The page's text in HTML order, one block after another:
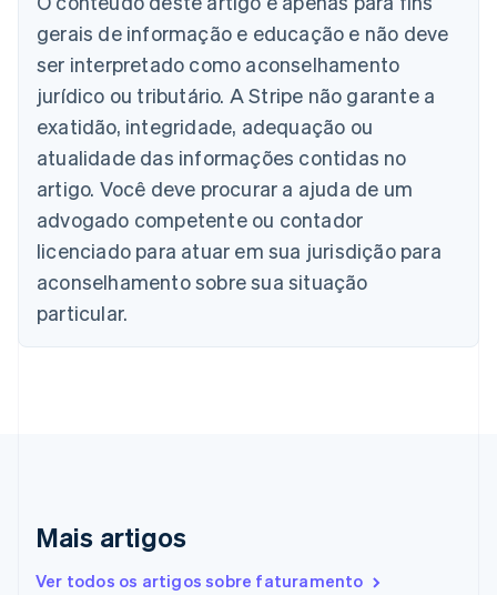
gerais de informação e educação e não deve
ser interpretado como aconselhamento
jurídico ou tributário. A Stripe não garante a
exatidão, integridade, adequação ou
atualidade das informações contidas no
artigo. Você deve procurar a ajuda de um
advogado competente ou contador
licenciado para atuar em sua jurisdição para
aconselhamento sobre sua situação
particular.
Mais artigos
Ver todos os artigos sobre faturamento
Áustria
DeutschEnglish
Bélgica
Brasil
PortuguêsEnglish
Bulgária
Canadá
EnglishFrançais
China continental
简体中文English
Chipre
English
Croácia
EnglishItaliano
EnglishItaliano
Español English